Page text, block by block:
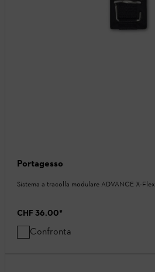
Portagesso
Sistema a tracolla modulare ADVANCE X-Flex
CHF 36.00*
Confronta